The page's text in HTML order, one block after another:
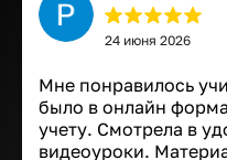
24 июня 2026
Мне понравилось
было в онлайн
учету. Смотрела в
видеоуроки.